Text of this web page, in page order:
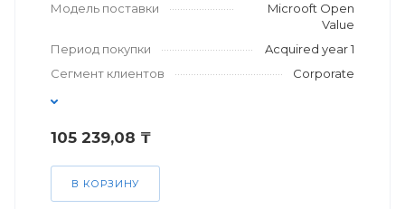
Модель поставки
Microoft Open
Value
Период покупки
Acquired year 1
Сегмент клиентов
Corporate
105 239,08 ₸
В КОРЗИНУ